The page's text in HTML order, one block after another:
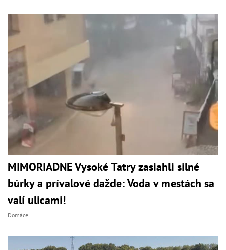
MIMORIADNE Vysoké Tatry zasiahli silné
búrky a prívalové dažde: Voda v mestách sa
valí ulicami!
Domáce